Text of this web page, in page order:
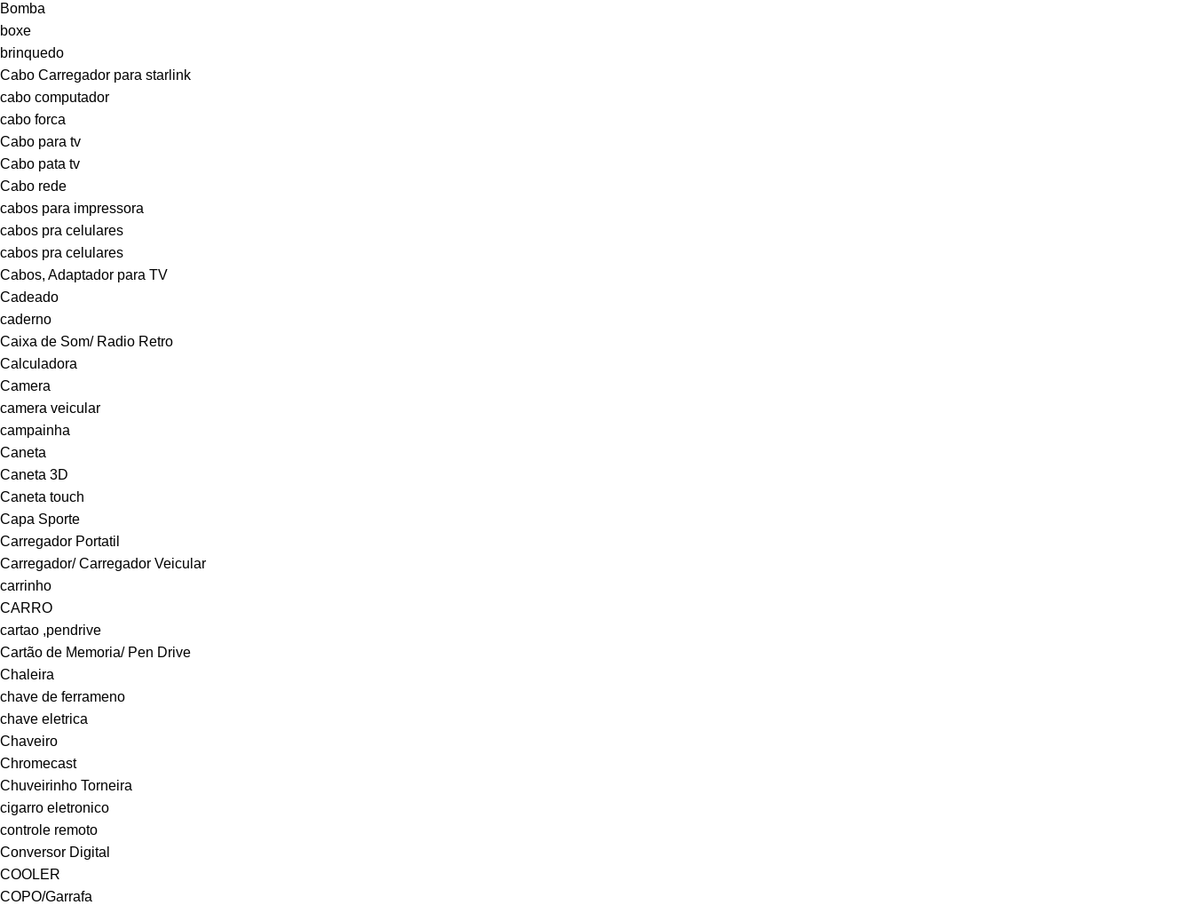
Bomba
boxe
brinquedo
Cabo Carregador para starlink
cabo computador
cabo forca
Cabo para tv
Cabo pata tv
Cabo rede
cabos para impressora
cabos pra celulares
cabos pra celulares
Cabos, Adaptador para TV
Cadeado
caderno
Caixa de Som/ Radio Retro
Calculadora
Camera
camera veicular
campainha
Caneta
Caneta 3D
Caneta touch
Capa Sporte
Carregador Portatil
Carregador/ Carregador Veicular
carrinho
CARRO
cartao ,pendrive
Cartão de Memoria/ Pen Drive
Chaleira
chave de ferrameno
chave eletrica
Chaveiro
Chromecast
Chuveirinho Torneira
cigarro eletronico
controle remoto
Conversor Digital
COOLER
COPO/Garrafa